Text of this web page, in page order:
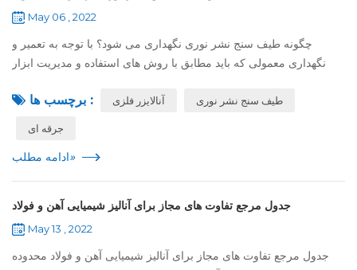
May 06 , 2022
چگونه طیف سنج نشر نوری نگهداری می شود؟ با توجه به تعمیر و
نگهداری معمولی که باید مطابق با روش های استفاده و مدیریت ابزار
بصری , و غیره ... برچسب ها : آنالایزر فلزی طیف سنج نشر نوری
جرقه ای
ادامه مطلب»
جدول مرجع تفاوت های مجاز برای آنالیز شیمیایی آهن و فولاد
May 13 , 2022
جدول مرجع تفاوت های مجاز برای آنالیز شیمیایی آهن و فولاد محدوده